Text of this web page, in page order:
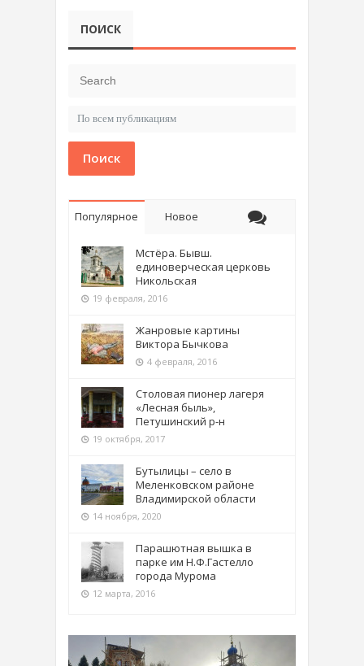
ПОИСК
Поиск
Популярное Новое
Мстёра. Бывш.
единоверческая церковь
Никольская
19 февраля, 2016
Жанровые картины
Виктора Бычкова
4 февраля, 2016
Столовая пионер лагеря
«Лесная быль»,
Петушинский р-н
19 октября, 2017
Бутылицы – село в
Меленковском районе
Владимирской области
14 ноября, 2020
Парашютная вышка в
парке им Н.Ф.Гастелло
города Мурома
12 марта, 2016